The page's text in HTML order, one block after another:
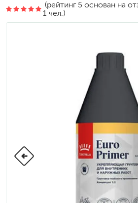
(рейтинг 5 основан на
1 чел.)